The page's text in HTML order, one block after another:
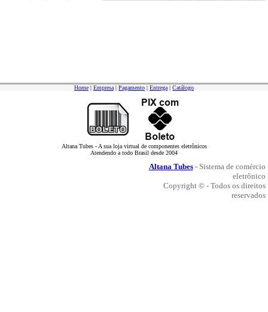
Home | Empresa | Pagamento | Entrega | Catálogo
Altana Tubes - A sua loja virtual de componentes eletrônicos
Atendendo a todo Brasil desde 2004
Altana Tubes- Sistema de comércio
eletrônico
Copyright © - Todos os direitos
reservados